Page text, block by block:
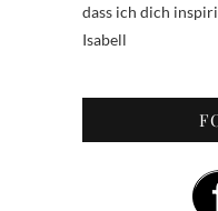
dass ich dich
Isabell